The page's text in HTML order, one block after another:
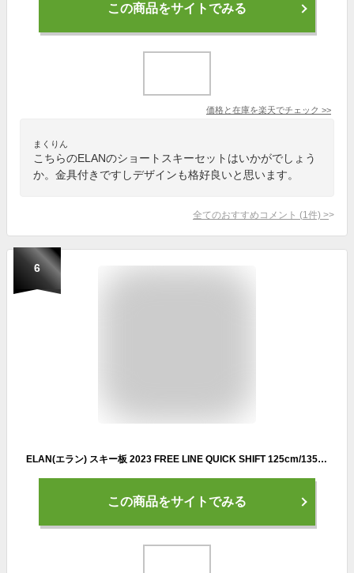
この商品をサイトでみる
価格と在庫を楽天でチェック >>
まくりん
こちらのELANのショートスキーセットはいかがでしょう
か。金具付きですしデザインも格好良いと思います。
全てのおすすめコメント (1 件) >
6
ELAN(エラン) スキー板 2023 FREE LINE QUICK SHIFT 125cm/135cm ＋ EL 10.0 SHIFT GW ショートスキー フリーライン 22-23 エランスキー elan ski 2023 【L2】 135cm
この商品をサイトでみる